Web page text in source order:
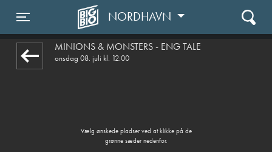
Toggle navigation
NORDHAVN
MINIONS & MONSTERS - ENG TALE
onsdag 08. juli kl. 12:00
Vælg ønskede pladser ved at klikke på de
grønne sæder nedenfor.
front03-cc 023659